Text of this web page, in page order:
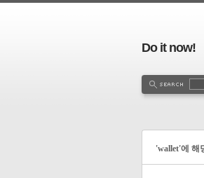
Do it now!
'wallet'에 해